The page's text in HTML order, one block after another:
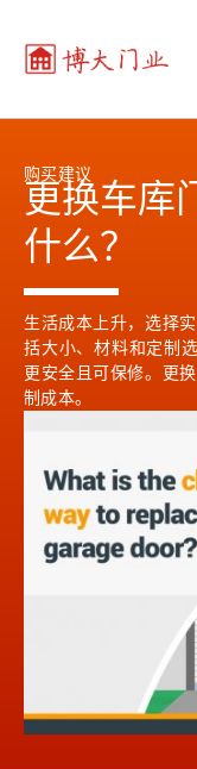
购买建议
更换车库
什么？
生活成本上升，选择
括大小、材料和定制
更安全且可保修。更
制成本。